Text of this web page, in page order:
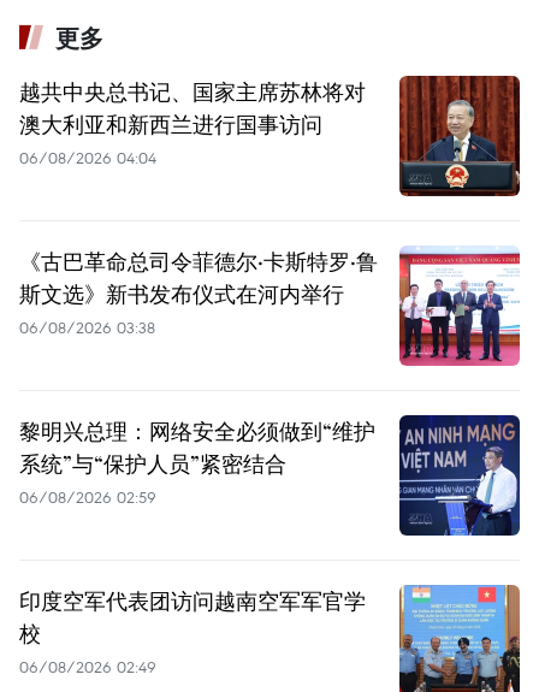
更多
越共中央总书记、国家主席苏林将对
澳大利亚和新西兰进行国事访问
06/08/2026 04:04
《古巴革命总司令菲德尔·卡斯特罗·鲁
斯文选》新书发布仪式在河内举行
06/08/2026 03:38
黎明兴总理：网络安全必须做到“维护
系统”与“保护人员”紧密结合
06/08/2026 02:59
印度空军代表团访问越南空军军官学
校
06/08/2026 02:49